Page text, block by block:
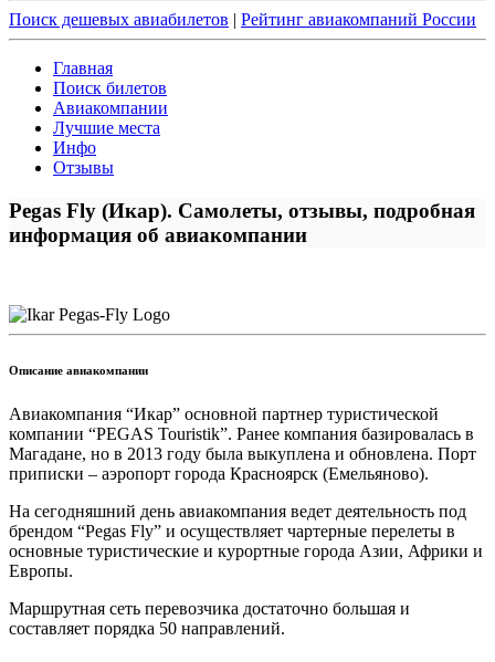
Поиск дешевых авиабилетов | Рейтинг авиакомпаний России
Главная
Поиск билетов
Авиакомпании
Лучшие места
Инфо
Отзывы
Pegas Fly (Икар). Самолеты, отзывы, подробная
информация об авиакомпании
Описание авиакомпании
Авиакомпания “Икар” основной партнер туристической
компании “PEGAS Touristik”. Ранее компания базировалась в
Магадане, но в 2013 году была выкуплена и обновлена. Порт
приписки – аэропорт города Красноярск (Емельяново).
На сегодняшний день авиакомпания ведет деятельность под
брендом “Pegas Fly” и осуществляет чартерные перелеты в
основные туристические и курортные города Азии, Африки и
Европы.
Маршрутная сеть перевозчика достаточно большая и
составляет порядка 50 направлений.